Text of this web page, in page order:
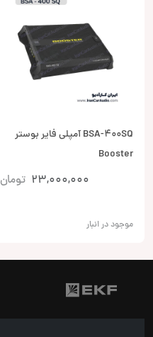
BSA-400SQ آمپلی فایر بوستر
Booster
23,000,000 تومان
موجود در انبار